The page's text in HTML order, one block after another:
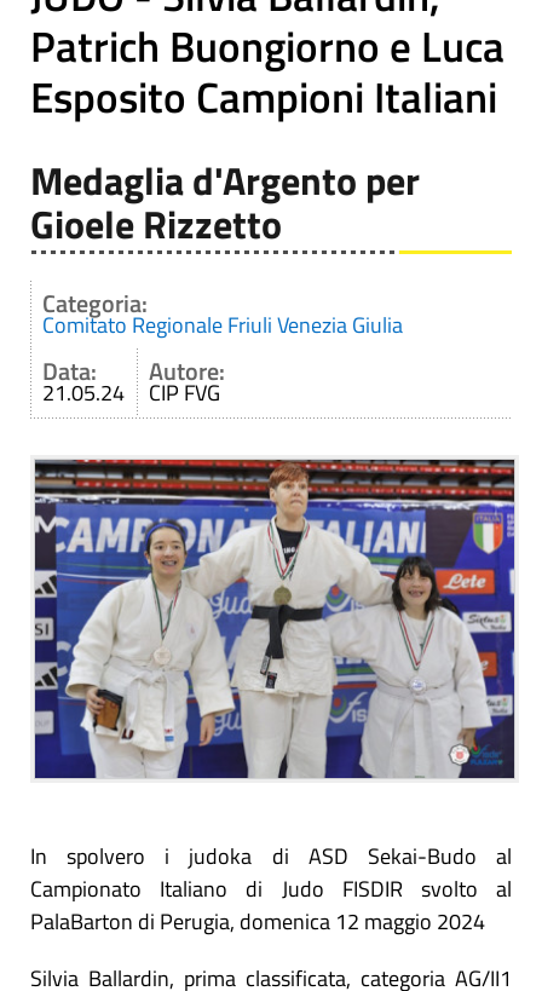
Patrich Buongiorno e Luca
Esposito Campioni Italiani
Medaglia d'Argento per
Gioele Rizzetto
Categoria:
Comitato Regionale Friuli Venezia Giulia
Data:
21.05.24
Autore:
CIP FVG
In spolvero i judoka di ASD Sekai-Budo al
Campionato Italiano di Judo FISDIR svolto al
PalaBarton di Perugia, domenica 12 maggio 2024
Silvia Ballardin, prima classificata, categoria AG/II1